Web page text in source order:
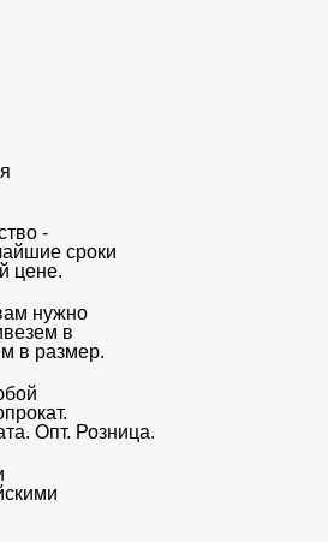
-
сроки
цене.
нужно
в
в размер.
Опт. Розница.